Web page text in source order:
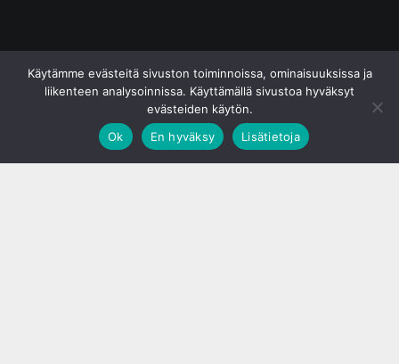
Käytämme evästeitä sivuston toiminnoissa, ominaisuuksissa ja
liikenteen analysoinnissa. Käyttämällä sivustoa hyväksyt
evästeiden käytön.
Ok
En hyväksy Lisätietoja